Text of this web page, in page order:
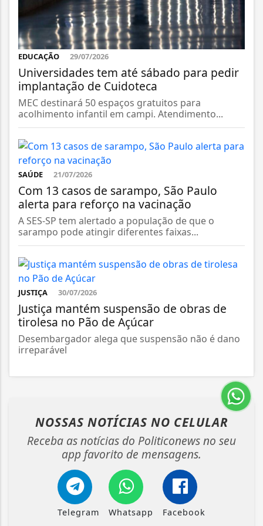
EDUCAÇÃO 29/07/2026
Universidades tem até sábado para pedir
implantação de Cuidoteca
MEC destinará 50 espaços gratuitos para
acolhimento infantil em campi. Atendimento...
SAÚDE 21/07/2026
Com 13 casos de sarampo, São Paulo
alerta para reforço na vacinação
A SES-SP tem alertado a população de que o
sarampo pode atingir diferentes faixas...
JUSTIÇA 30/07/2026
Justiça mantém suspensão de obras de
tirolesa no Pão de Açúcar
Desembargador alega que suspensão não é dano
irreparável
NOSSAS NOTÍCIAS NO CELULAR
Receba as notícias do Politiconews no seu
app favorito de mensagens.
Telegram Whatsapp Facebook